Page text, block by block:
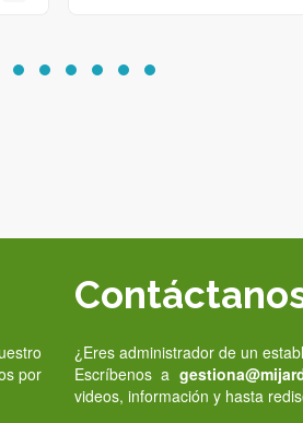
por
¿Eres administrador de un
Escríbenos a
videos, información y hasta